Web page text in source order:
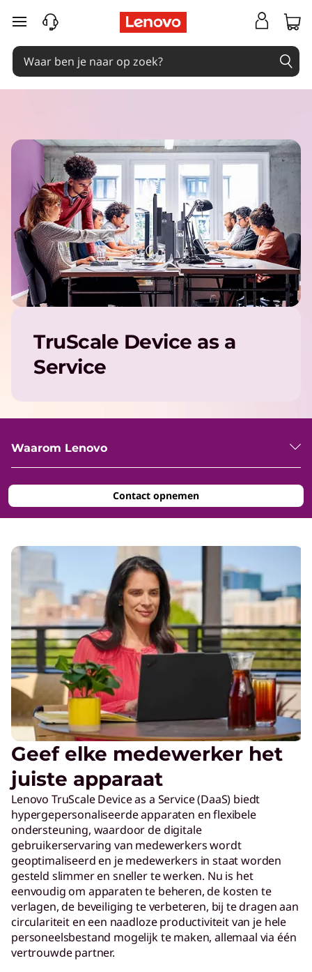
Ga naar de hoofdinhoud
TruScale Device as a
Service
Waarom Lenovo
Contact opnemen
Geef elke medewerker het
juiste apparaat
Lenovo TruScale Device as a Service (DaaS) biedt
hypergepersonaliseerde apparaten en flexibele
ondersteuning, waardoor de digitale
gebruikerservaring van medewerkers wordt
geoptimaliseerd en je medewerkers in staat worden
gesteld slimmer en sneller te werken. Nu is het
eenvoudig om apparaten te beheren, de kosten te
verlagen, de beveiliging te verbeteren, bij te dragen aan
circulariteit en een naadloze productiviteit van je hele
personeelsbestand mogelijk te maken, allemaal via één
vertrouwde partner.